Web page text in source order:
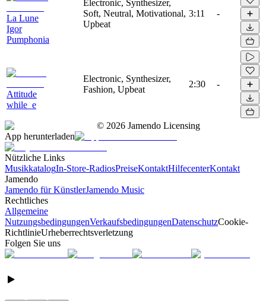
La Lune
Igor
Pumphonia
Electronic, Synthesizer,
Soft, Neutral, Motivational,
Upbeat
3:11 -
Attitude
while_e
Electronic, Synthesizer,
Fashion, Upbeat
2:30 -
© 2026 Jamendo Licensing
App herunterladen
Nützliche Links
MusikkatalogIn-Store-RadiosPreiseKontaktHilfecenterKontakt
Jamendo
Jamendo für KünstlerJamendo Music
Rechtliches
Allgemeine
NutzungsbedingungenVerkaufsbedingungenDatenschutzCookie-
RichtlinieUrheberrechtsverletzung
Folgen Sie uns